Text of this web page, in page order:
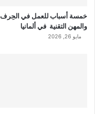
خمسة أسباب للعمل في الحِرف
والمهن التقنية في ألمانيا
مايو 26, 2026